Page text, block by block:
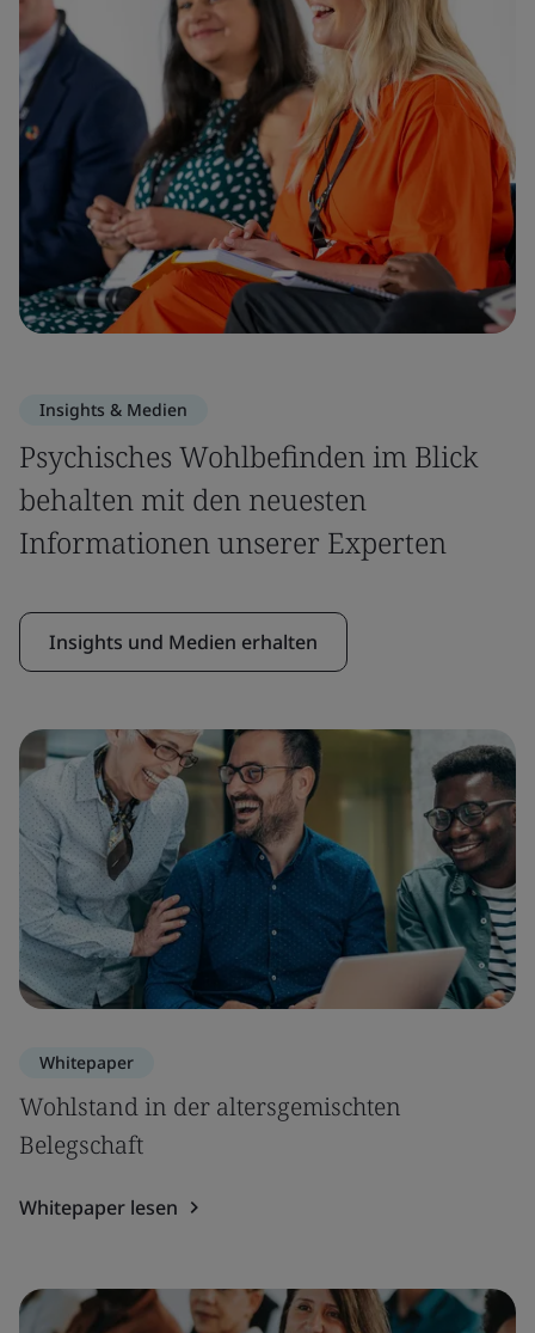
Insights & Medien
Psychisches Wohlbefinden im Blick
behalten mit den neuesten
Informationen unserer Experten
Insights und Medien erhalten
Whitepaper
Wohlstand in der altersgemischten
Belegschaft
Whitepaper lesen